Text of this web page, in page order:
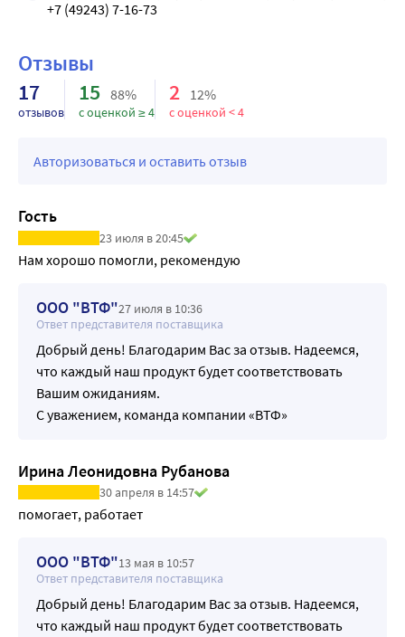
+7 (49243) 7-16-73
Отзывы
17
отзывов
15 88%
с оценкой ≥ 4
2 12%
с оценкой < 4
Авторизоваться и оставить отзыв
Гость
23 июля в 20:45
Нам хорошо помогли, рекомендую
ООО "ВТФ"27 июля в 10:36
Ответ представителя поставщика
Добрый день! Благодарим Вас за отзыв. Надеемся,
что каждый наш продукт будет соответствовать
Вашим ожиданиям.
С уважением, команда компании «ВТФ»
Ирина Леонидовна Рубанова
30 апреля в 14:57
помогает, работает
ООО "ВТФ"13 мая в 10:57
Ответ представителя поставщика
Добрый день! Благодарим Вас за отзыв. Надеемся,
что каждый наш продукт будет соответствовать